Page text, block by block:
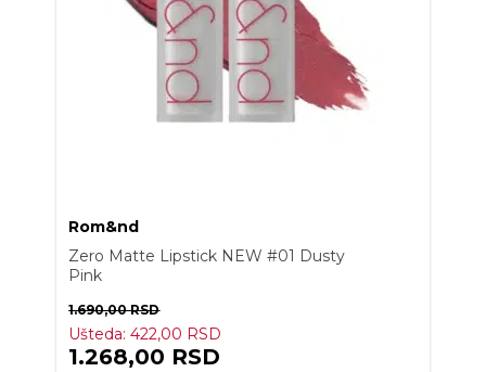
Rom&nd
Zero Matte Lipstick NEW #01 Dusty
Pink
1.690,00RSD
Ušteda:422,00 RSD
1.268,00 RSD